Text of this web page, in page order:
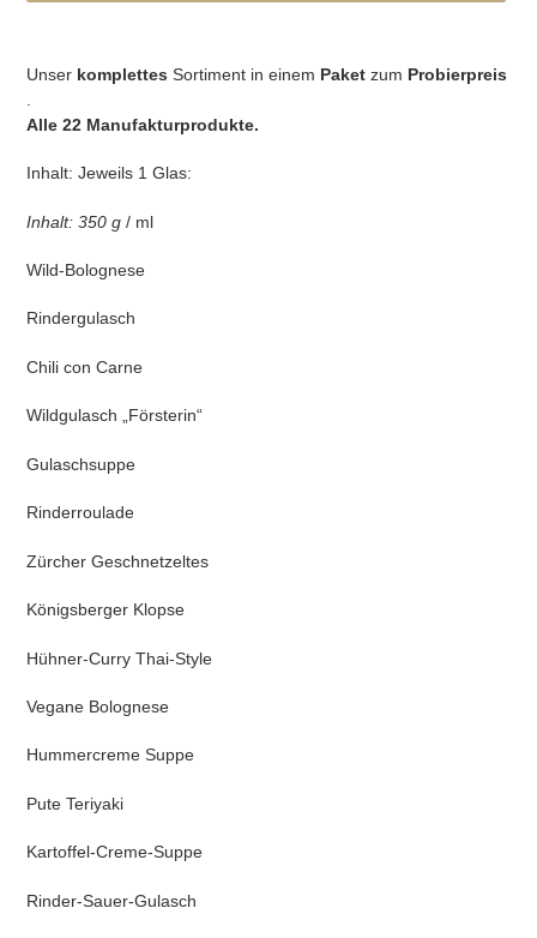
Unser komplettes Sortiment in einem Paket zum Probierpreis
Alle 22 Manufakturprodukte.
Inhalt: Jeweils 1 Glas:
Inhalt: 350 g / ml
Wild-Bolognese
Rindergulasch
Chili con Carne
Wildgulasch „Försterin“
Gulaschsuppe
Rinderroulade
Zürcher Geschnetzeltes
Königsberger Klopse
Hühner-Curry Thai-Style
Vegane Bolognese
Hummercreme Suppe
Pute Teriyaki
Kartoffel-Creme-Suppe
Rinder-Sauer-Gulasch